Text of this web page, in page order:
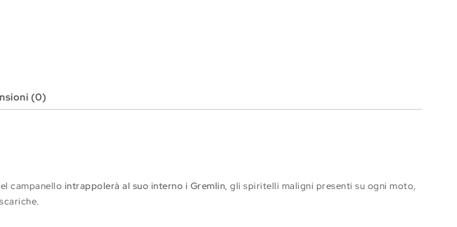
(0)
campanello intrappolerà al suo interno i Gremlin, gli spiritelli maligni presenti su ogni moto,